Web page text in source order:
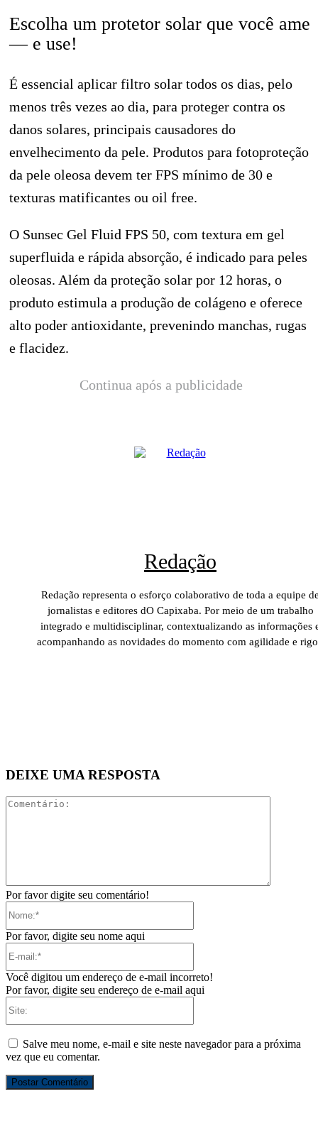
Escolha um protetor solar que você ame
— e use!
É essencial aplicar filtro solar todos os dias, pelo
menos três vezes ao dia, para proteger contra os
danos solares, principais causadores do
envelhecimento da pele. Produtos para fotoproteção
da pele oleosa devem ter FPS mínimo de 30 e
texturas matificantes ou oil free.
O Sunsec Gel Fluid FPS 50, com textura em gel
superfluida e rápida absorção, é indicado para peles
oleosas. Além da proteção solar por 12 horas, o
produto estimula a produção de colágeno e oferece
alto poder antioxidante, prevenindo manchas, rugas
e flacidez.
Continua após a publicidade
Redação
Redação representa o esforço colaborativo de toda a equipe
jornalistas e editores dO Capixaba. Por meio de um trabalho
integrado e multidisciplinar, contextualizando as informações
acompanhando as novidades do momento com agilidade e
DEIXE UMA RESPOSTA
Por favor digite seu comentário!
Por favor, digite seu nome aqui
Você digitou um endereço de e-mail incorreto!
Por favor, digite seu endereço de e-mail aqui
Salve meu nome, e-mail e site neste navegador para a próxima
vez que eu comentar.